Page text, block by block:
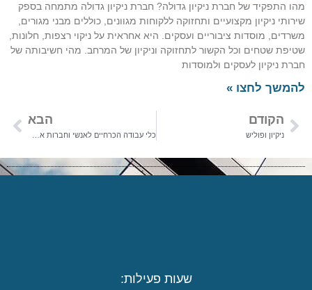
מהו התפקיד של חברת ניקיון גדולה? חברת ניקיון גדולה מתמחה בספק
שירותי ניקיון מקצועיים ותחזוקה ללקוחות מגוונים, כוללים מבני מגורים,
משרדים, מוסדות ציבוריים ועסקים. היא אחראית על ניקוי רצפות, חלונות,
שטיפת שטחים וכל הקשור לתחזוקה וניקיון של המרחב. מהי חשיבותה של
חברת ניקיון לעסקים ולמוסדות
להמשך לחצו »
הקודם
ניקיון ופוליש
הבא
שעות פעילות: